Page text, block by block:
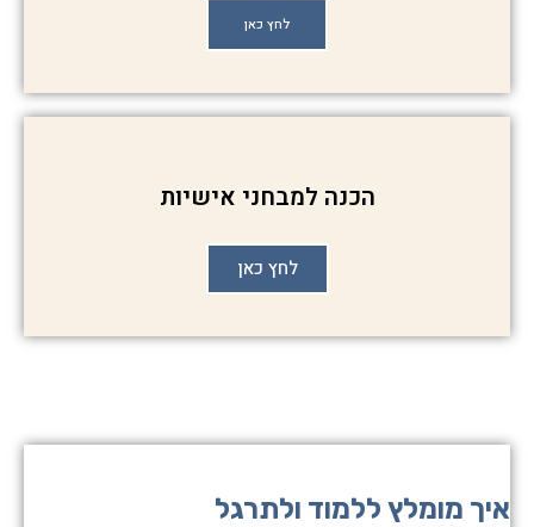
לחץ כאן
הכנה למבחני אישיות
לחץ כאן
איך מומלץ ללמוד ולתרגל